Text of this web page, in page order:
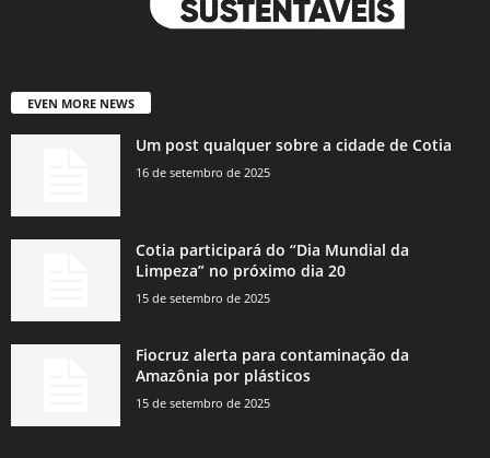
EVEN MORE NEWS
Um post qualquer sobre a cidade de Cotia
16 de setembro de 2025
Cotia participará do “Dia Mundial da
Limpeza” no próximo dia 20
15 de setembro de 2025
Fiocruz alerta para contaminação da
Amazônia por plásticos
15 de setembro de 2025